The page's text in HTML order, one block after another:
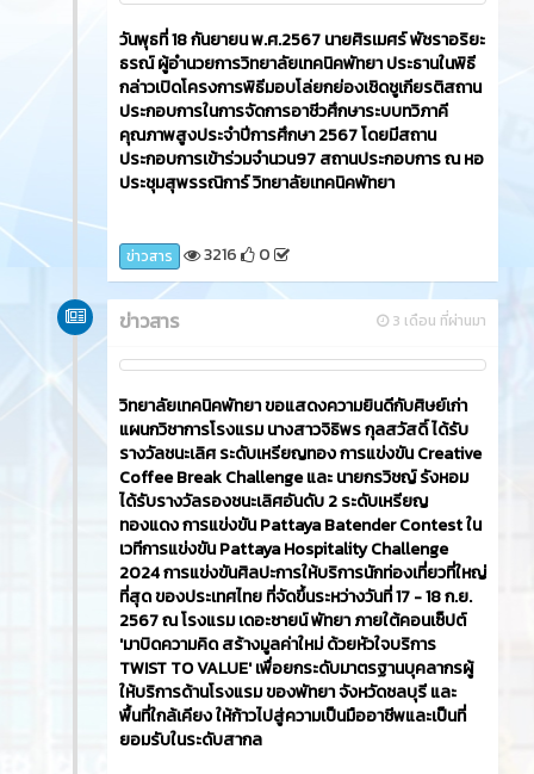
วันพุธที่ 18 กันยายน พ.ศ.2567 นายศิรเมศร์ พัชราอริยะ
ธรณ์ ผู้อำนวยการวิทยาลัยเทคนิคพัทยา ประธานในพิธี
กล่าวเปิดโครงการพิธีมอบโล่ยกย่องเชิดชูเกียรติสถาน
ประกอบการในการจัดการอาชีวศึกษาระบบทวิภาคี
คุณภาพสูงประจำปีการศึกษา 2567 โดยมีสถาน
ประกอบการเข้าร่วมจำนวน97 สถานประกอบการ ณ หอ
ประชุมสุพรรณิการ์ วิทยาลัยเทคนิคพัทยา
ข่าวสาร 3216 0
3 เดือน ที่ผ่านมา
ข่าวสาร
วิทยาลัยเทคนิคพัทยา ขอแสดงความยินดีกับศิษย์เก่า
แผนกวิชาการโรงแรม นางสาวจิธิพร กุลสวัสดิ์ ได้รับ
รางวัลชนะเลิศ ระดับเหรียญทอง การแข่งขัน Creative
Coffee Break Challenge และ นายกรวิชญ์ รังหอม
ได้รับรางวัลรองชนะเลิศอันดับ 2 ระดับเหรียญ
ทองแดง การแข่งขัน Pattaya Batender Contest ใน
เวทีการแข่งขัน Pattaya Hospitality Challenge
2024 การแข่งขันศิลปะการให้บริการนักท่องเที่ยวที่ใหญ่
ที่สุด ของประเทศไทย ที่จัดขึ้นระหว่างวันที่ 17 - 18 ก.ย.
2567 ณ โรงแรม เดอะซายน์ พัทยา ภายใต้คอนเซ็ปต์
'มาบิดความคิด สร้างมูลค่าใหม่ ด้วยหัวใจบริการ
TWIST TO VALUE' เพื่อยกระดับมาตรฐานบุคลากรผู้
ให้บริการด้านโรงแรม ของพัทยา จังหวัดชลบุรี และ
พื้นที่ใกล้เคียง ให้ก้าวไปสู่ความเป็นมืออาชีพและเป็นที่
ยอมรับในระดับสากล